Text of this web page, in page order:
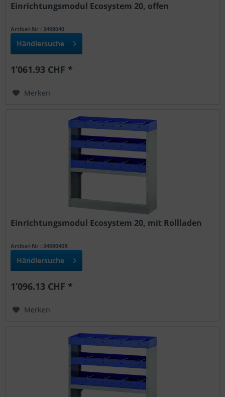
Einrichtungsmodul Ecosystem 20, offen
Artikel-Nr : 3498040
Händlersuche
1’061.93 CHF *
Merken
Einrichtungsmodul Ecosystem 20, mit Rollladen
Artikel-Nr : 3498040R
Händlersuche
1’096.13 CHF *
Merken